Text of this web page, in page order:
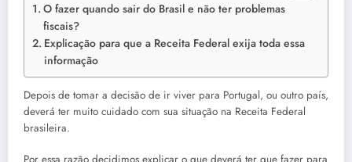
O fazer quando sair do Brasil e não ter problemas
fiscais?
Explicação para que a Receita Federal exija toda essa
informação
Depois de tomar a decisão de ir viver para Portugal, ou outro país,
deverá ter muito cuidado com sua situação na Receita Federal
brasileira.